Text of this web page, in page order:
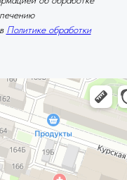
Политике обработки